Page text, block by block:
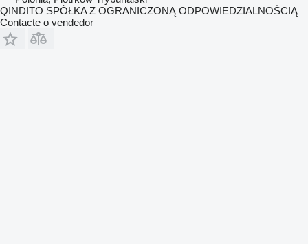
QINDITO SPÓŁKA Z OGRANICZONĄ ODPOWIEDZIALNOŚCIĄ
Contacte o vendedor